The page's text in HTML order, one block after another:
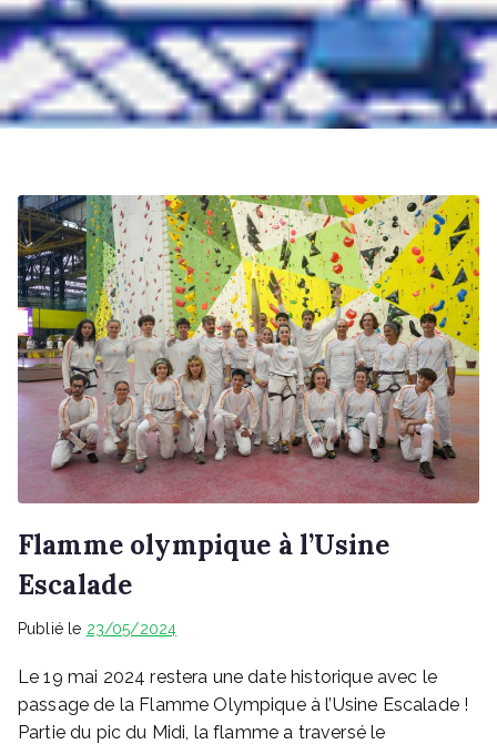
Flamme olympique à l’Usine
Escalade
Publié le 23/05/2024
Le 19 mai 2024 restera une date historique avec le
passage de la Flamme Olympique à l’Usine Escalade !
Partie du pic du Midi, la flamme a traversé le